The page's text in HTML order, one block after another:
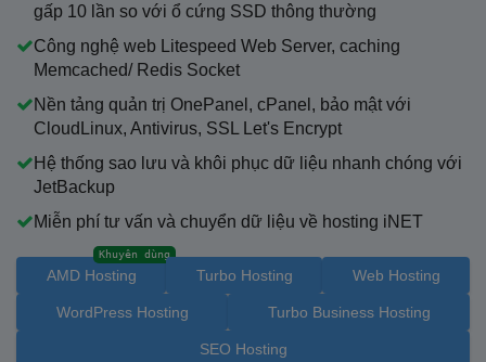
gấp 10 lần so với ổ cứng SSD thông thường
Công nghệ web Litespeed Web Server, caching
Memcached/ Redis Socket
Nền tảng quản trị OnePanel, cPanel, bảo mật với
CloudLinux, Antivirus, SSL Let's Encrypt
Hệ thống sao lưu và khôi phục dữ liệu nhanh chóng với
JetBackup
Miễn phí tư vấn và chuyển dữ liệu về hosting iNET
AMD Hosting
Khuyên dùng
Turbo Hosting Web Hosting
WordPress Hosting Turbo Business Hosting
SEO Hosting